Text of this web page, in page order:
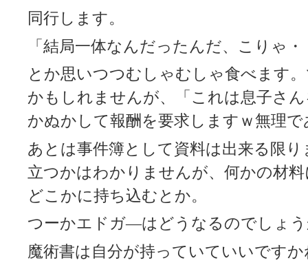
同行します。
「結局一体なんだったんだ、こりゃ・
とか思いつつむしゃむしゃ食べます
かもしれませんが、「これは息子さ
かぬかして報酬を要求しますｗ無理
あとは事件簿として資料は出来る限
立つかはわかりませんが、何かの材
どこかに持ち込むとか。
つーかエドガ―はどうなるのでしょ
魔術書は自分が持っていていいですか